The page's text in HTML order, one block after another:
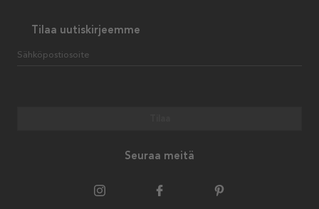
Tilaa uutiskirjeemme
Sähköpostiosoite
Seuraa meitä